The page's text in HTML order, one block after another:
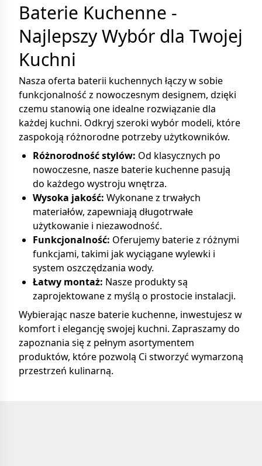
Baterie Kuchenne -
Najlepszy Wybór dla Twojej
Kuchni
Nasza oferta baterii kuchennych łączy w sobie
funkcjonalność z nowoczesnym designem, dzięki
czemu stanowią one idealne rozwiązanie dla
każdej kuchni. Odkryj szeroki wybór modeli, które
zaspokoją różnorodne potrzeby użytkowników.
Różnorodność stylów: Od klasycznych po
nowoczesne, nasze baterie kuchenne pasują
do każdego wystroju wnętrza.
Wysoka jakość: Wykonane z trwałych
materiałów, zapewniają długotrwałe
użytkowanie i niezawodność.
Funkcjonalność: Oferujemy baterie z różnymi
funkcjami, takimi jak wyciągane wylewki i
system oszczędzania wody.
Łatwy montaż: Nasze produkty są
zaprojektowane z myślą o prostocie instalacji.
Wybierając nasze baterie kuchenne, inwestujesz w
komfort i elegancję swojej kuchni. Zapraszamy do
zapoznania się z pełnym asortymentem
produktów, które pozwolą Ci stworzyć wymarzoną
przestrzeń kulinarną.